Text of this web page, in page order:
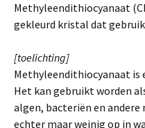
Methyleendithiocyanaat
gekleurd kristal dat
[toelichting]
Methyleendithiocyanaat is
Het kan gebruikt worden
algen, bacteriën en
echter maar weinig op in